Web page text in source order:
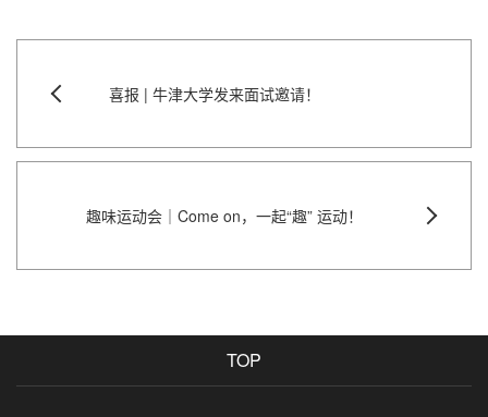
喜报 | 牛津大学发来面试邀请！
趣味运动会｜Come on，一起“趣” 运动！
TOP